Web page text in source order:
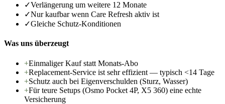
✓Verlängerung um weitere 12 Monate
✓Nur kaufbar wenn Care Refresh aktiv ist
✓Gleiche Schutz-Konditionen
Was uns überzeugt
+Einmaliger Kauf statt Monats-Abo
+Replacement-Service ist sehr effizient — typisch <14 Tage
+Schutz auch bei Eigenverschulden (Sturz, Wasser)
+Für teure Setups (Osmo Pocket 4P, X5 360) eine echte
Versicherung